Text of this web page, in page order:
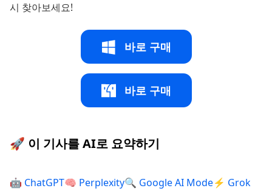
시 찾아보세요!
바로 구매
바로 구매
🚀 이 기사를 AI로 요약하기
🤖 ChatGPT🧠 Perplexity🔍 Google AI Mode⚡ Grok